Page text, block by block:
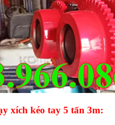
xích kéo tay 5 tấn 3m: